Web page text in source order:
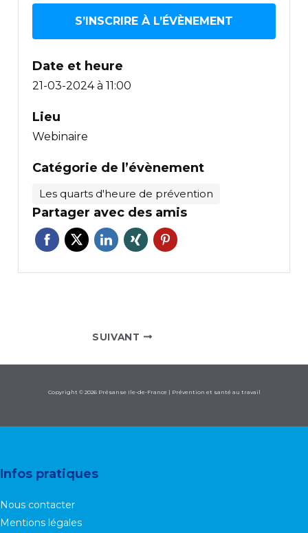
S’INSCRIRE À L’ÉVÈNEMENT
Date et heure
21-03-2024 à 11:00
Lieu
Webinaire
Catégorie de l’évènement
Les quarts d'heure de prévention
Partager avec des amis
SUIVANT
Copyright © 2026 Présanse Ile-de-France | Prévention et santé au travail
Infos pratiques
Nous contacter
Mentions légales